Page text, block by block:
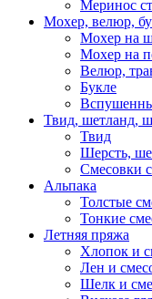
Меринос
Мохер, велюр,
Мохер на
Мохер на
Велюр,
Букле
Твид, шетланд,
Твид
Шерсть,
Смесовки
Альпака
Толстые
Тонкие
Летняя пряжа
Хлопок и
Лен и
Шелк и